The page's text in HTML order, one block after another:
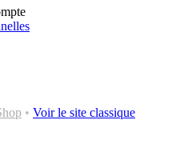
• Voir le site classique